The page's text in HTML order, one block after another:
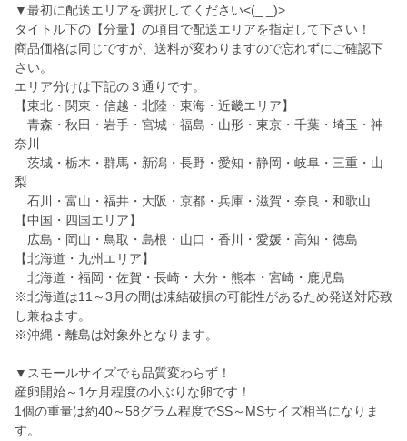
▼最初に配送エリアを選択してください<(_ _)>
タイトル下の【分量】の項目で配送エリアを指定して下さい！
商品価格は同じですが、送料が変わりますので忘れずにご確認下
さい。
エリア分けは下記の３通りです。
【東北・関東・信越・北陸・東海・近畿エリア】
青森・秋田・岩手・宮城・福島・山形・東京・千葉・埼玉・神
奈川
茨城・栃木・群馬・新潟・長野・愛知・静岡・岐阜・三重・山
梨
石川・富山・福井・大阪・京都・兵庫・滋賀・奈良・和歌山
【中国・四国エリア】
広島・岡山・鳥取・島根・山口・香川・愛媛・高知・徳島
【北海道・九州エリア】
北海道・福岡・佐賀・長崎・大分・熊本・宮崎・鹿児島
※北海道は11～3月の間は凍結破損の可能性があるため発送対応致
し兼ねます。
※沖縄・離島は対象外となります。
▼スモールサイズでも品質変わらず！
産卵開始～1ケ月程度の小ぶりな卵です！
1個の重量は約40～58グラム程度でSS～MSサイズ相当になりま
す。